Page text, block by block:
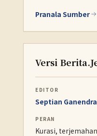
Pranala Sumber
Versi
EDITOR
Septian Ganendra
PERAN
Kurasi,